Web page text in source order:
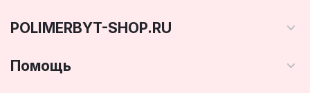
POLIMERBYT-SHOP.RU
Помощь